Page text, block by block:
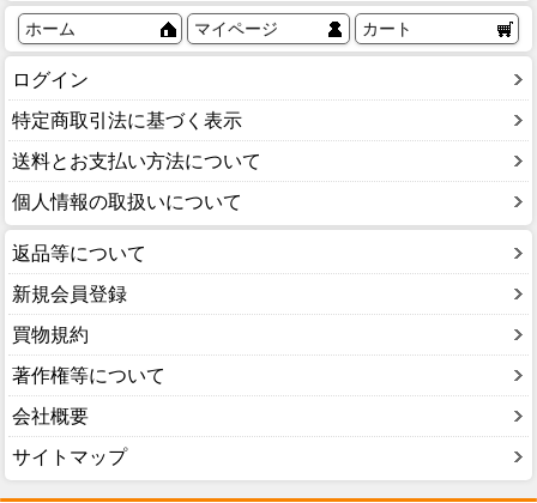
ホーム マイページ カート
ログイン
特定商取引法に基づく表示
送料とお支払い方法について
個人情報の取扱いについて
返品等について
新規会員登録
買物規約
著作権等について
会社概要
サイトマップ